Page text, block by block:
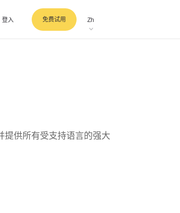
Zh
免费试用
登入
供所有受支持语言的强大